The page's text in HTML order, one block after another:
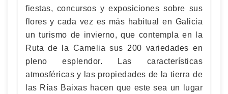
fiestas, concursos y exposiciones sobre sus
flores y cada vez es más habitual en Galicia
un turismo de invierno, que contempla en la
Ruta de la Camelia sus 200 variedades en
pleno esplendor. Las características
atmosféricas y las propiedades de la tierra de
las Rías Baixas hacen que este sea un lugar